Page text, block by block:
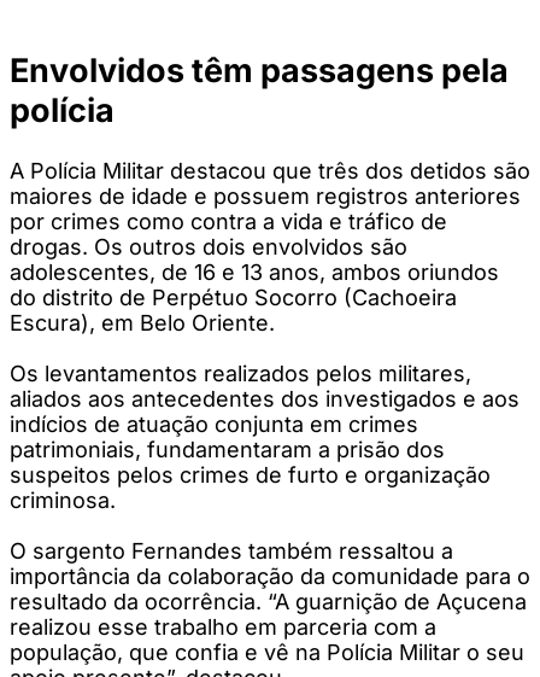
Envolvidos têm passagens pela
polícia
A Polícia Militar destacou que três dos detidos são
maiores de idade e possuem registros anteriores
por crimes como contra a vida e tráfico de
drogas. Os outros dois envolvidos são
adolescentes, de 16 e 13 anos, ambos oriundos
do distrito de Perpétuo Socorro (Cachoeira
Escura), em Belo Oriente.
Os levantamentos realizados pelos militares,
aliados aos antecedentes dos investigados e aos
indícios de atuação conjunta em crimes
patrimoniais, fundamentaram a prisão dos
suspeitos pelos crimes de furto e organização
criminosa.
O sargento Fernandes também ressaltou a
importância da colaboração da comunidade para o
resultado da ocorrência. “A guarnição de Açucena
realizou esse trabalho em parceria com a
população, que confia e vê na Polícia Militar o seu